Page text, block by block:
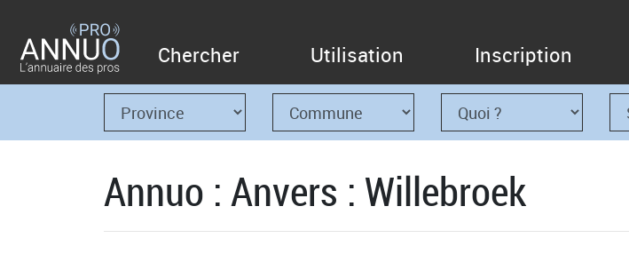
Chercher Utilisation Inscription
Annuo : Anvers : Willebroek